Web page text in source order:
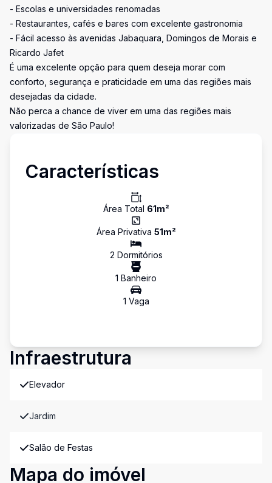
- Escolas e universidades renomadas
- Restaurantes, cafés e bares com excelente gastronomia
- Fácil acesso às avenidas Jabaquara, Domingos de Morais e
Ricardo Jafet
É uma excelente opção para quem deseja morar com
conforto, segurança e praticidade em uma das regiões mais
desejadas da cidade.
Não perca a chance de viver em uma das regiões mais
valorizadas de São Paulo!
Características
Área Total 61m²
Área Privativa 51m²
2 Dormitórios
1 Banheiro
1 Vaga
Infraestrutura
Elevador
Jardim
Salão de Festas
Mapa do imóvel